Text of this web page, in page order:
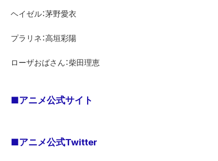
ヘイゼル：茅野愛衣
プラリネ：高垣彩陽
ローザおばさん：柴田理恵
■アニメ公式サイト
■アニメ公式Twitter